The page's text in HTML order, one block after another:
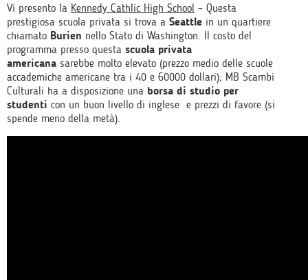
Vi presento la Kennedy Cathlic High School – Questa
prestigiosa scuola privata si trova a Seattle in un quartiere
chiamato Burien nello Stato di Washington. Il costo del
programma presso questa scuola privata
americana sarebbe molto elevato (prezzo medio delle scuole
accademiche americane tra i 40 e 60000 dollari); MB Scambi
Culturali ha a disposizione una borsa di studio per
studenti con un buon livello di inglese e prezzi di favore (si
spende meno della metà).